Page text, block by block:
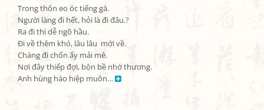
Trong thôn eo óc tiếng gà.
Người làng đi hết, hỏi là đi đâu.?
Ra đi thì dễ ngõ hầu.
Đi về thêm khó, lâu lâu  mới về.
Chàng đi chốn ấy mải mê.
Nơi đây thiếp đợi, bộn bề nhớ thương.
Anh hùng hào hiệp muôn…